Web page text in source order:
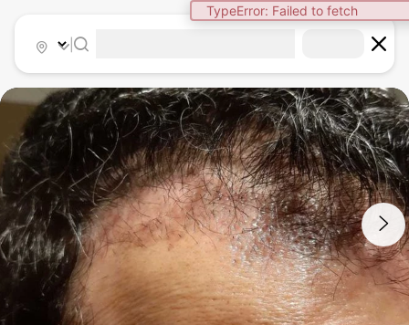
TypeError: Failed to fetch